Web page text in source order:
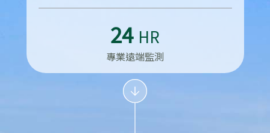
24 HR
專業遠端監測